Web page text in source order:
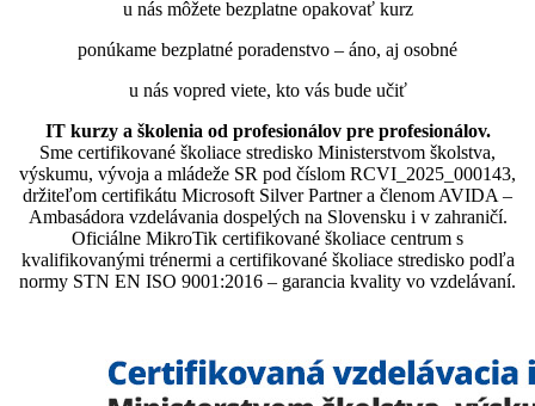
u nás môžete bezplatne opakovať kurz
ponúkame bezplatné poradenstvo – áno, aj osobné
u nás vopred viete, kto vás bude učiť
IT kurzy a školenia od profesionálov pre profesionálov.
Sme certifikované školiace stredisko Ministerstvom školstva,
výskumu, vývoja a mládeže SR pod číslom RCVI_2025_000143,
držiteľom certifikátu Microsoft Silver Partner a členom AVIDA –
Ambasádora vzdelávania dospelých na Slovensku i v zahraničí.​​​​​​​​​​​​​​​​
Oficiálne MikroTik certifikované školiace centrum s
kvalifikovanými trénermi ​​​​​​​​​​a certifikované školiace stredisko podľa
normy STN EN ISO 9001:2016 – garancia kvality vo vzdelávaní.